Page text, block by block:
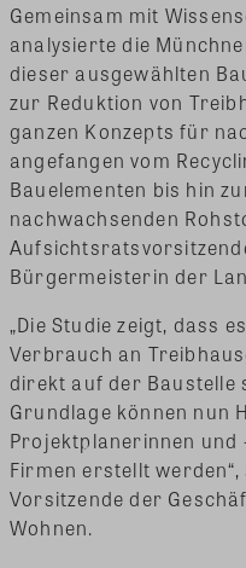
Gemeinsam mit
analysierte die
dieser ausgewählten
zur Reduktion von
ganzen Konzepts für
angefangen vom
Bauelementen bis hin
nachwachsenden
Bürgermeisterin der
„Die Studie zeigt, dass
Verbrauch an
direkt auf der Baustelle
Grundlage können nun
Projektplanerinnen
Firmen erstellt
Vorsitzende der
Wohnen.